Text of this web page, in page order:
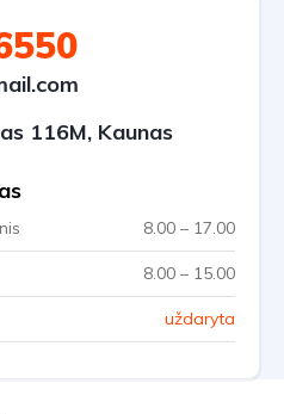
116M, Kaunas
8.00 – 17.00
8.00 – 15.00
uždaryta